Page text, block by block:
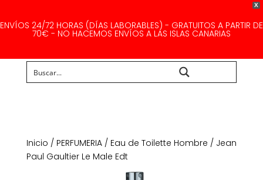
X
ENVÍOS 24/72 HORAS (DÍAS LABORABLES) - GRATUITOS A PARTIR DE
70€ - NO HACEMOS ENVÍOS A LAS ISLAS CANARIAS
Inicio / PERFUMERIA/ Eau de Toilette Hombre / Jean
Paul Gaultier Le Male Edt